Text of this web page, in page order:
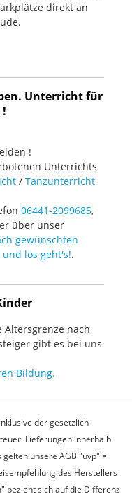
direkt an
Unterricht für
!
Unterrichts
/ Tanzunterricht
06441-2099685,
über unser
gewünschten
los geht's!.
Altersgrenze nach
gibt es bei uns
Bildung.
der gesetzlich
Lieferungen innerhalb
unsere AGB "uvp" =
des Herstellers
bezieht sich auf die Differenz